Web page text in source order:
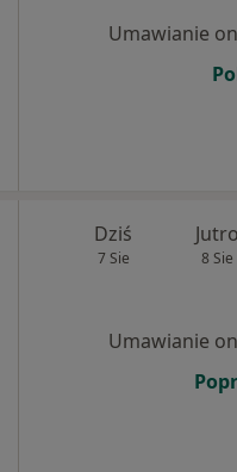
Umawianie
Dziś
7 Sie
Jutro
8 Sie
Umawianie